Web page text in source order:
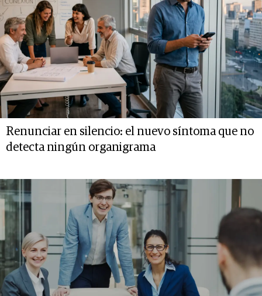
Renunciar en silencio: el nuevo síntoma que no
detecta ningún organigrama